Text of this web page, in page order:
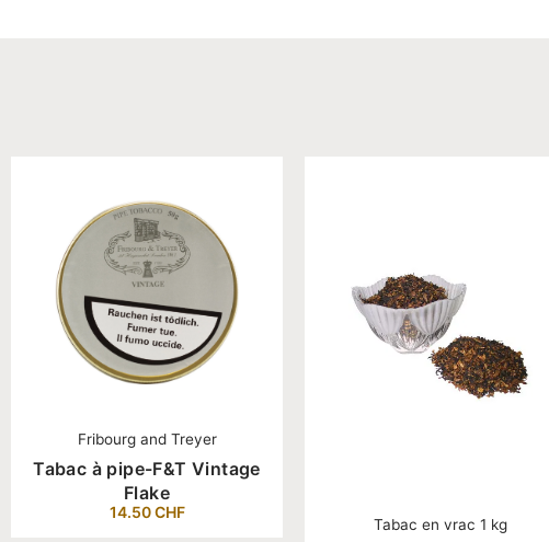
Fribourg and Treyer
Tabac à pipe-F&T Vintage
Flake
14.50CHF
Tabac en vrac 1 kg